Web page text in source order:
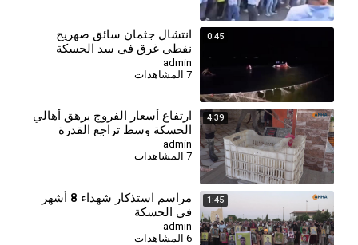
0:45
انتشال جثمان سائق صهريج
نفطي غرق في سد الحسكة
الجنوبي
admin
7 المشاهدات
4:39
⁣ارتفاع أسعار الفروج يرهق أهالي
الحسكة وسط تراجع القدرة
الشرائية
admin
7 المشاهدات
1:45
⁣مراسم استذكار شهداء 8 أشهر
في الحسكة
admin
6 المشاهدات